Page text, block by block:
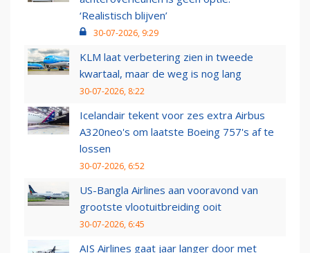
‘Realistisch blijven’
30-07-2026, 9:29
KLM laat verbetering zien in tweede
kwartaal, maar de weg is nog lang
30-07-2026, 8:22
Icelandair tekent voor zes extra Airbus
A320neo's om laatste Boeing 757's af te
lossen
30-07-2026, 6:52
US-Bangla Airlines aan vooravond van
grootste vlootuitbreiding ooit
30-07-2026, 6:45
AIS Airlines gaat jaar langer door met